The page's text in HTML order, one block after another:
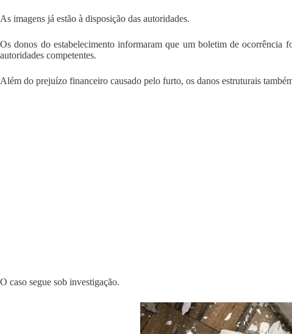
As imagens já estão à disposição das autoridades.
Os donos do estabelecimento informaram que um boletim de ocorrência
autoridades competentes.
Além do prejuízo financeiro causado pelo furto, os danos estruturais
O caso segue sob investigação.